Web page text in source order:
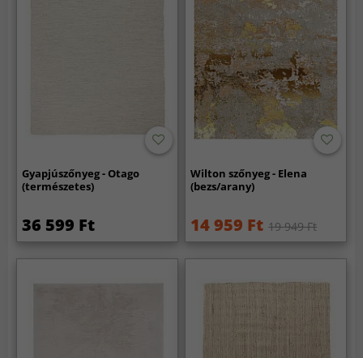
Gyapjúszőnyeg - Otago
(természetes)
36 599 Ft
Wilton szőnyeg - Elena
(bezs/arany)
14 959 Ft 19 949 Ft